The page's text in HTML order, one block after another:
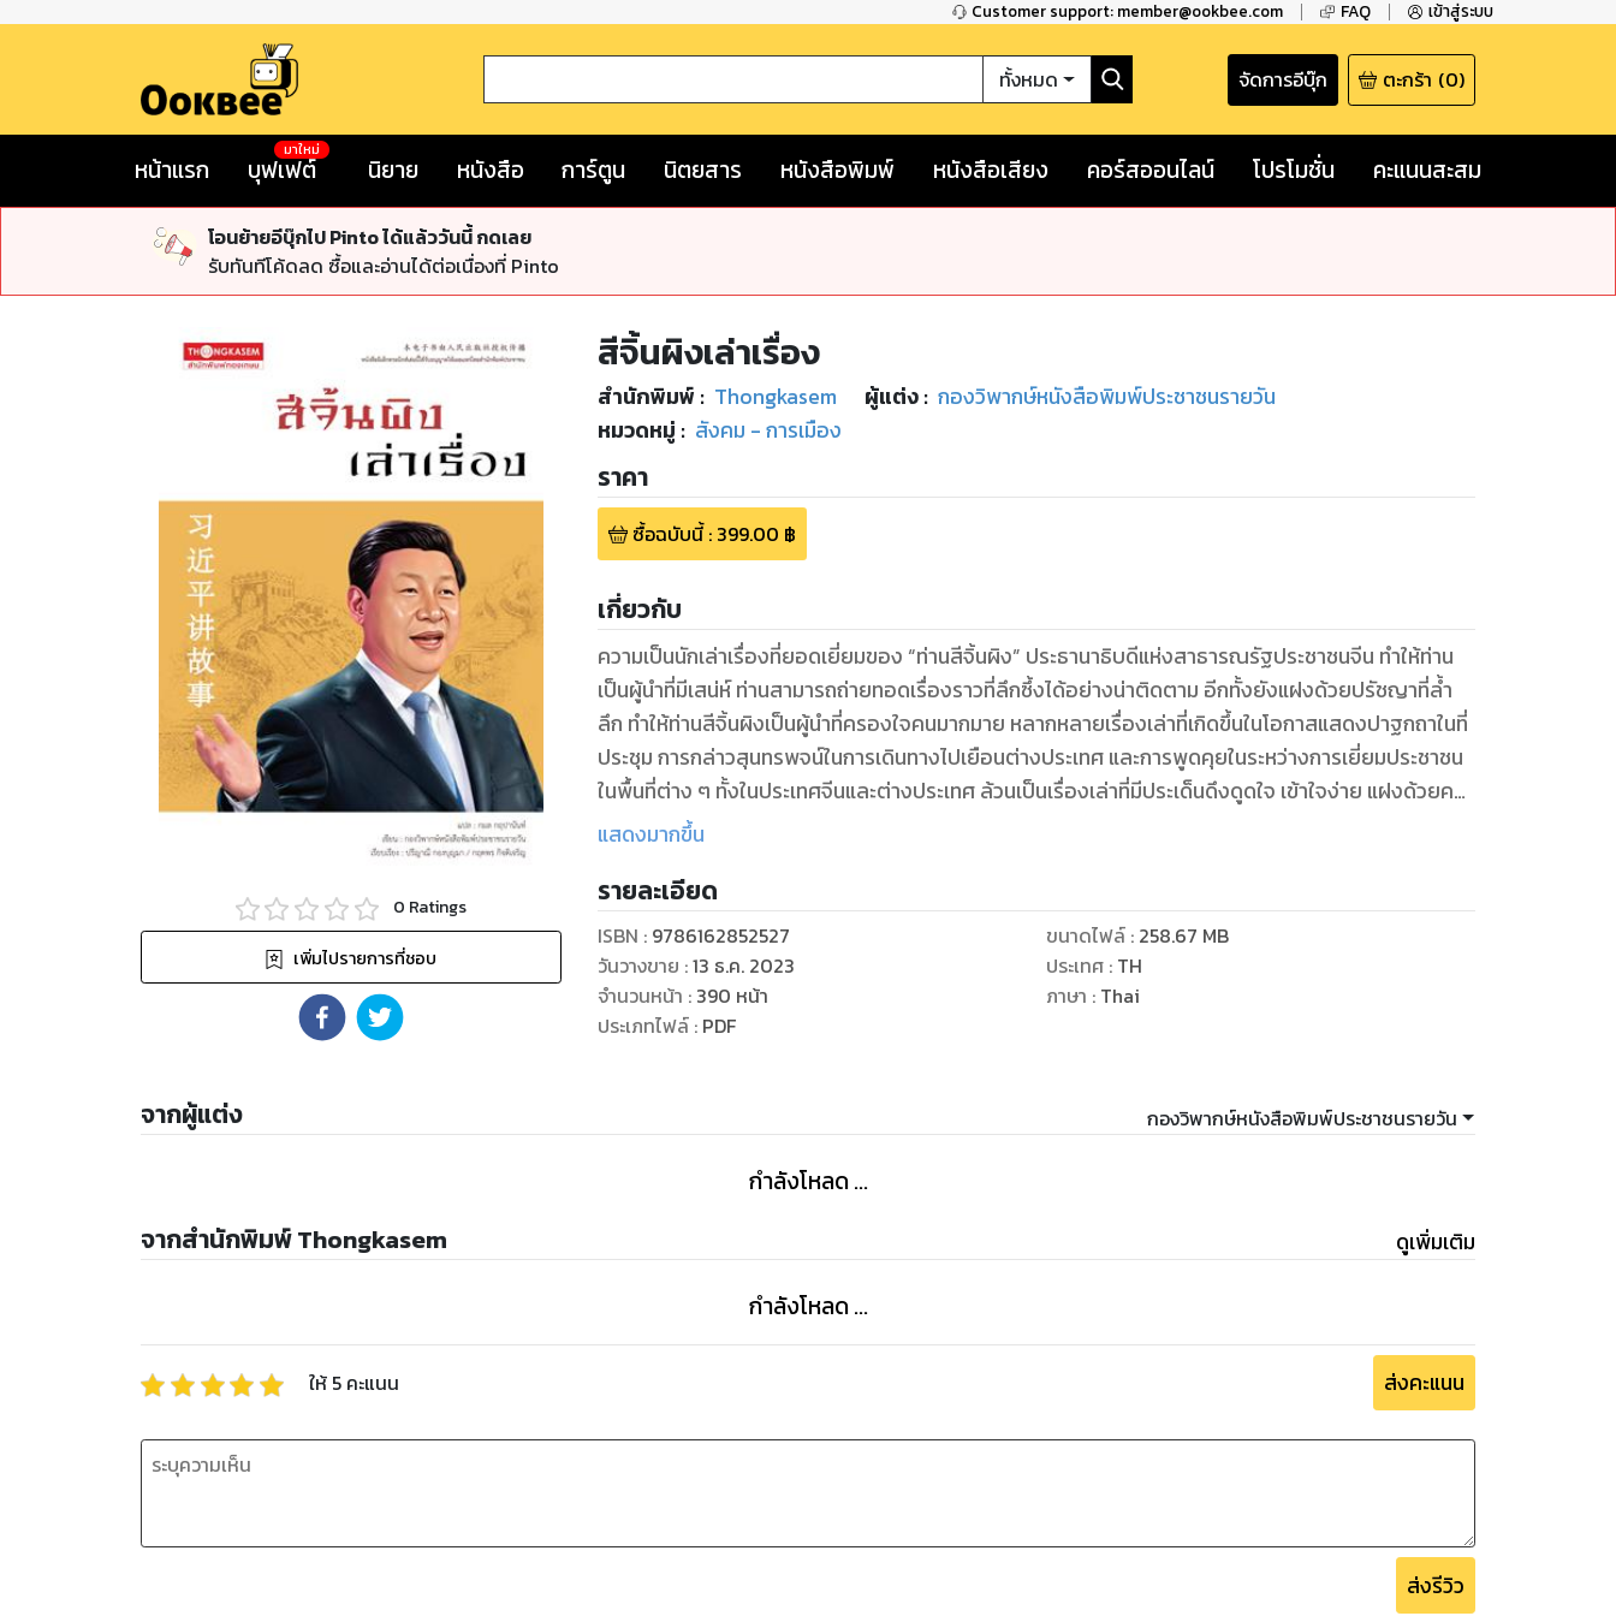
Customer support: member@ookbee.com FAQ เข้าสู่ระบบ
ทั้งหมด จัดการอีบุ๊ก ตะกร้า (0)
หน้าแรก บุฟเฟต์
มาใหม่
นิยาย หนังสือ การ์ตูน นิตยสาร หนังสือพิมพ์ หนังสือเสียง คอร์สออนไลน์ โปรโมชั่น คะแนนสะสม
โอนย้ายอีบุ๊กไป Pinto ได้แล้ววันนี้ กดเลย
รับทันทีโค้ดลด ซื้อและอ่านได้ต่อเนื่องที่ Pinto
0 Ratings
เพิ่มไปรายการที่ชอบ
สีจิ้นผิงเล่าเรื่อง
สำนักพิมพ์ : Thongkasem ผู้แต่ง : กองวิพากษ์หนังสือพิมพ์ประชาชนรายวัน
หมวดหมู่ : สังคม - การเมือง
ราคา
ซื้อฉบับนี้: 399.00 ฿
เกี่ยวกับ
ความเป็นนักเล่าเรื่องที่ยอดเยี่ยมของ “ท่านสีจิ้นผิง” ประธานาธิบดีแห่งสาธารณรัฐประชาชนจีน ทำให้ท่าน
เป็นผู้นำที่มีเสน่ห์ ท่านสามารถถ่ายทอดเรื่องราวที่ลึกซึ้งได้อย่างน่าติดตาม อีกทั้งยังแฝงด้วยปรัชญาที่ล้ำ
ลึก ทำให้ท่านสีจิ้นผิงเป็นผู้นำที่ครองใจคนมากมาย หลากหลายเรื่องเล่าที่เกิดขึ้นในโอกาสแสดงปาฐกถาในที่
ประชุม การกล่าวสุนทรพจน์ในการเดินทางไปเยือนต่างประเทศ และการพูดคุยในระหว่างการเยี่ยมประชาชน
ในพื้นที่ต่าง ๆ ทั้งในประเทศจีนและต่างประเทศ ล้วนเป็นเรื่องเล่าที่มีประเด็นดึงดูดใจ เข้าใจง่าย แฝงด้วยคติ
อันลึกซึ้ง เต็มไปด้วยความลุ่มลึกของภูมิปัญญาจีน ก่อให้เกิดแรงบันดาลใจที่ไม่ว่าใครก็ตามที่มีโอกาสได้อ่าน
“สีจิ้นผิงเล่าเรื่อง” จึงเป็นหนังสือที่ ... ยิ่งอ่าน ก็ยิ่งเข้าใจ ยิ่งทำความเข้าใจ ก็ยิ่งกระจ่างแจ้ง เปรียบเสมือน
มรดกทางภูมิปัญญา เป็นหนังสืออีกเล่มหนึ่งที่ใคร ๆ ก็ควรอ่าน
แสดงมากขึ้น
รายละเอียด
ISBN : 9786162852527
วันวางขาย :13 ธ.ค. 2023
จำนวนหน้า : 390 หน้า
ประเภทไฟล์: PDF
ขนาดไฟล์: 258.67 MB
ประเทศ : TH
ภาษา : Thai
จากผู้แต่ง กองวิพากษ์หนังสือพิมพ์ประชาชนรายวัน
กำลังโหลด ...
จากสำนักพิมพ์ Thongkasem ดูเพิ่มเติม
กำลังโหลด ...
ให้ 5 คะแนน ส่งคะแนน
ส่งรีวิว